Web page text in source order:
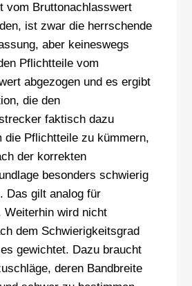
vom Bruttonachlasswert
ist zwar die herrschende
aber keineswegs
Pflichtteile vom
abgezogen und es ergibt
die den
faktisch dazu
die Pflichtteile zu kümmern,
der korrekten
besonders schwierig
Das gilt analog für
Weiterhin wird nicht
dem Schwierigkeitsgrad
gewichtet. Dazu braucht
deren Bandbreite